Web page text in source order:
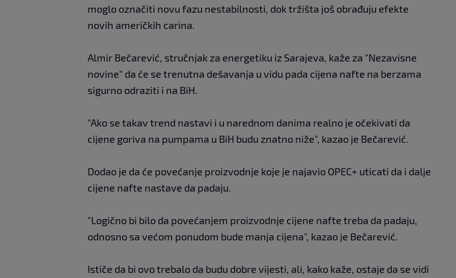
moglo označiti novu fazu nestabilnosti, dok tržišta još obrađuju efekte
novih američkih carina.
Almir Bečarević, stručnjak za energetiku iz Sarajeva, kaže za "Nezavisne
novine" da će se trenutna dešavanja u vidu pada cijena nafte na berzama
sigurno odraziti i na BiH.
"Ako se takav trend nastavi i u narednom danima realno je očekivati da
cijene goriva na pumpama u BiH budu znatno niže", kazao je Bečarević.
Dodao je da će povećanje proizvodnje koje je najavio OPEC+ uticati da i dalje
cijene nafte nastave da padaju.
"Logično bi bilo da povećanjem proizvodnje cijene nafte treba da padaju,
odnosno sa većom ponudom bude manja cijena", kazao je Bečarević.
Ističe da bi ovo trebalo da budu dobre vijesti, ali, kako kaže, ostaje da se vidi